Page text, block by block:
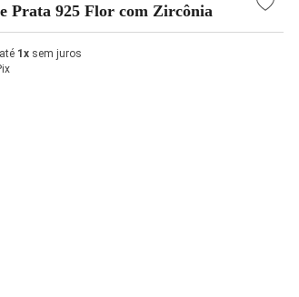
Prata 925 Flor com Zircônia
1x sem juros